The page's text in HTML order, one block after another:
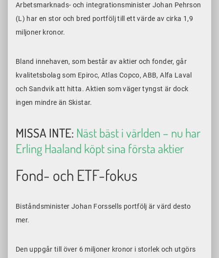
Arbetsmarknads- och integrationsminister Johan Pehrson
(L) har en stor och bred portfölj till ett värde av cirka 1,9
miljoner kronor.
Bland innehaven, som består av aktier och fonder, går
kvalitetsbolag som Epiroc, Atlas Copco, ABB, Alfa Laval
och Sandvik att hitta. Aktien som väger tyngst är dock
ingen mindre än Skistar.
MISSA INTE: Näst bäst i världen – nu har
Erling Haaland köpt sina första aktier
Fond- och ETF-fokus
Biståndsminister Johan Forssells portfölj är värd desto
mer.
Den uppgår till över 6 miljoner kronor i storlek och utgörs